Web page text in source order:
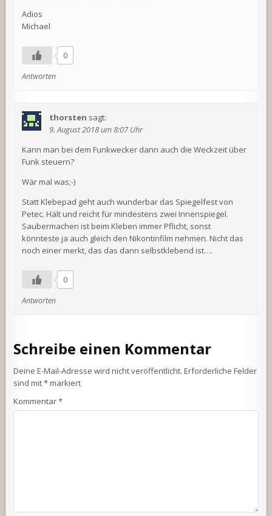
Adios
Michael
0
Antworten
thorsten sagt:
9. August 2018 um 8:07 Uhr
Kann man bei dem Funkwecker dann auch die Weckzeit über
Funk steuern?
Wär mal was;-)
Statt Klebepad geht auch wunderbar das Spiegelfest von
Petec. Hält und reicht für mindestens zwei Innenspiegel.
Saubermachen ist beim Kleben immer Pflicht, sonst
könnteste ja auch gleich den Nikontinfilm nehmen. Nicht das
noch einer merkt, das das dann selbstklebend ist….
0
Antworten
Schreibe einen Kommentar
Deine E-Mail-Adresse wird nicht veröffentlicht. Erforderliche Felder
sind mit*markiert
Kommentar*